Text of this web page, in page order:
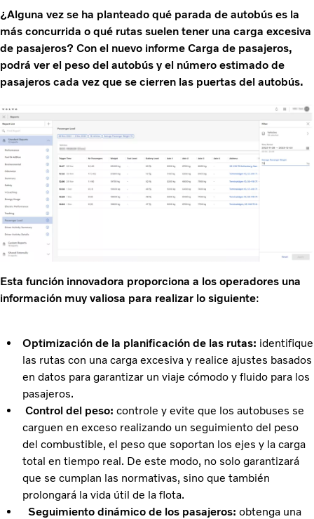
¿Alguna vez se ha planteado qué parada de autobús es la
más concurrida o qué rutas suelen tener una carga excesiva
de pasajeros? Con el nuevo informe Carga de pasajeros,
podrá ver el peso del autobús y el número estimado de
pasajeros cada vez que se cierren las puertas del autobús.
Esta función innovadora proporciona a los operadores una
información muy valiosa para realizar lo siguiente:
Optimización de la planificación de las rutas: identifique
las rutas con una carga excesiva y realice ajustes basados
en datos para garantizar un viaje cómodo y fluido para los
pasajeros.
Control del peso: controle y evite que los autobuses se
carguen en exceso realizando un seguimiento del peso
del combustible, el peso que soportan los ejes y la carga
total en tiempo real. De este modo, no solo garantizará
que se cumplan las normativas, sino que también
prolongará la vida útil de la flota.
Seguimiento dinámico de los pasajeros: obtenga una